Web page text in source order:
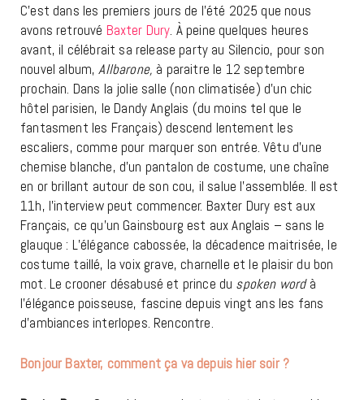
C’est dans les premiers jours de l’été 2025 que nous
avons retrouvé Baxter Dury. À peine quelques heures
avant, il célébrait sa release party au Silencio, pour son
nouvel album,Allbarone, à paraitre le 12 septembre
prochain. Dans la jolie salle (non climatisée) d’un chic
hôtel parisien, le Dandy Anglais (du moins tel que le
fantasment les Français) descend lentement les
escaliers, comme pour marquer son entrée. Vêtu d’une
chemise blanche, d’un pantalon de costume, une chaîne
en or brillant autour de son cou, il salue l’assemblée. Il est
11h, l’interview peut commencer. Baxter Dury est aux
Français, ce qu’un Gainsbourg est aux Anglais – sans le
glauque : L’élégance cabossée, la décadence maitrisée, le
costume taillé, la voix grave, charnelle et le plaisir du bon
mot. Le crooner désabusé et prince du spoken wordà
l’élégance poisseuse, fascine depuis vingt ans les fans
d’ambiances interlopes. Rencontre.
Bonjour Baxter, comment ça va depuis hier soir ?